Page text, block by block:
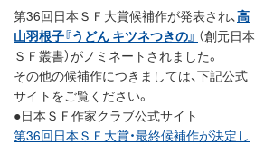
第36回日本ＳＦ大賞候補作が発表され、高
山羽根子『うどん キツネつきの』 （創元日本
ＳＦ叢書）がノミネートされました。
その他の候補作につきましては、下記公式
サイトをご覧ください。
●日本ＳＦ作家クラブ公式サイト
第36回日本ＳＦ大賞・最終候補作が決定し